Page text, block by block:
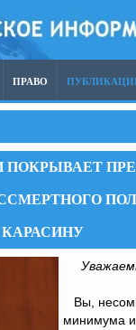
ПРАВО
ПОКРЫВАЕТ
Вы,
минимума и